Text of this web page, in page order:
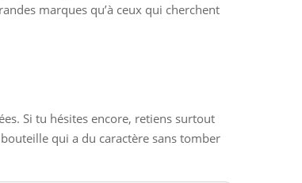
marques qu’à ceux qui cherchent
Si tu hésites encore, retiens surtout
qui a du caractère sans tomber